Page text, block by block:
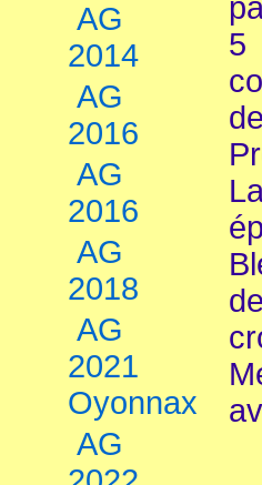
AG
2014
AG
2016
AG
2016
AG
2018
AG
2021
Oyonnax
AG
5